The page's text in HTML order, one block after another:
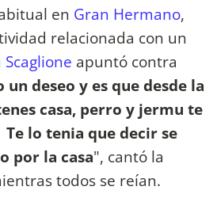
en Gran Hermano,
relacionada con un
Scaglione apuntó contra
un deseo y es que desde la
casa, perro y jermu te
lo tenia que decir se
por la casa", cantó la
todos se reían.